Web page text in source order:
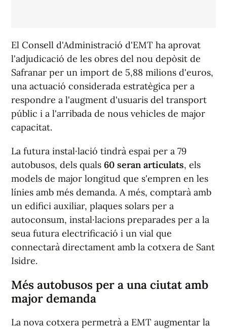
El Consell d'Administració d'EMT ha aprovat
l'adjudicació de les obres del nou depòsit de
Safranar per un import de 5,88 milions d'euros,
una actuació considerada estratègica per a
respondre a l'augment d'usuaris del transport
públic i a l'arribada de nous vehicles de major
capacitat.
La futura instal·lació tindrà espai per a 79
autobusos, dels quals 60 seran articulats, els
models de major longitud que s'empren en les
línies amb més demanda. A més, comptarà amb
un edifici auxiliar, plaques solars per a
autoconsum, instal·lacions preparades per a la
seua futura electrificació i un vial que
connectarà directament amb la cotxera de Sant
Isidre.
Més autobusos per a una ciutat amb
major demanda
La nova cotxera permetrà a EMT augmentar la